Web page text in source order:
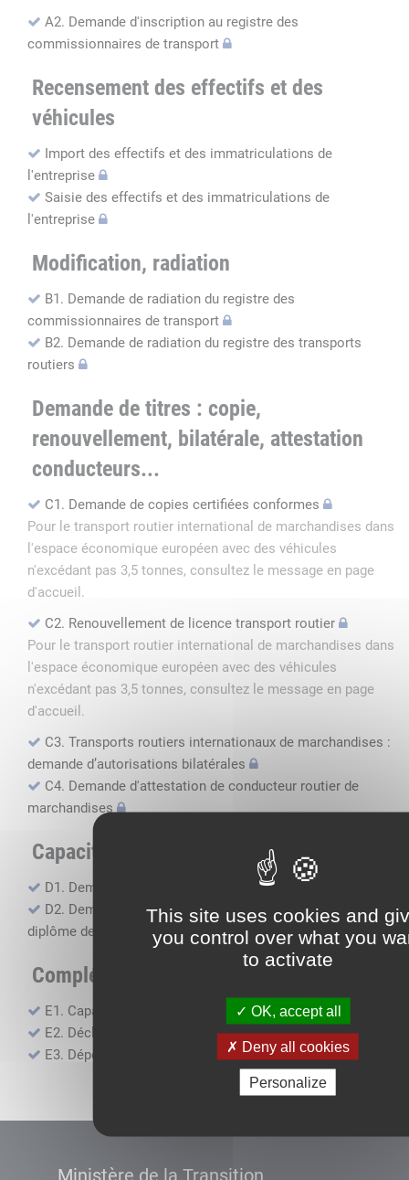
This site uses cookies and
you control over what you
to activate
OK, accept all
Deny all cookies
Personalize
A2. Demande d'inscription au registre des
commissionnaires de transport
Recensement des effectifs et des
véhicules
Import des effectifs et des immatriculations de
l'entreprise
Saisie des effectifs et des immatriculations de
l'entreprise
Modification, radiation
B1. Demande de radiation du registre des
commissionnaires de transport
B2. Demande de radiation du registre des transports
routiers
Demande de titres : copie,
renouvellement, bilatérale, attestation
conducteurs...
C1. Demande de copies certifiées conformes
Pour le transport routier international de marchandises dans
l'espace économique européen avec des véhicules
n'excédant pas 3,5 tonnes, consultez le message en page
d'accueil.
C2. Renouvellement de licence transport routier
Pour le transport routier international de marchandises dans
l'espace économique européen avec des véhicules
n'excédant pas 3,5 tonnes, consultez le message en page
d'accueil.
C3. Transports routiers internationaux de marchandises :
demande d’autorisations bilatérales
C4. Demande d'attestation de conducteur routier de
marchandises
Capacité professionnelle
D1. Demande d’attestation de capacité professionnelle
D2. Demande de certificat attestant l'obtention du
diplôme de capacité professionnelle
Compléments, suivi financier
E1. Capacité financière
E2. Déclaration de sous-traitance
E3. Dépôt des comptes annuels
Ministère de la Transition